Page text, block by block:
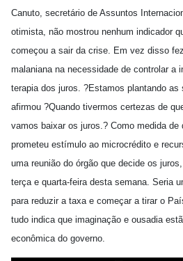
Canuto, secretário de Assuntos
otimista, não mostrou nenhum indicador
começou a sair da crise. Em vez disso
malaniana na necessidade de controlar a
terapia dos juros. ?Estamos plantando
afirmou ?Quando tivermos certezas de
vamos baixar os juros.? Como medida de
prometeu estímulo ao microcrédito e
uma reunião do órgão que decide os
terça e quarta-feira desta semana. Seria
para reduzir a taxa e começar a tirar o
tudo indica que imaginação e ousadia
econômica do governo.